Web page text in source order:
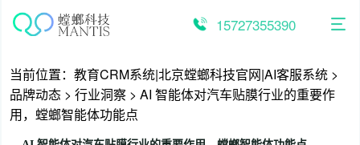
15727355390
当前位置： 教育CRM系统|北京螳螂科技官网|AI客服系统 >
品牌动态 > 行业洞察 > AI 智能体对汽车贴膜行业的重要作
用，螳螂智能体功能点